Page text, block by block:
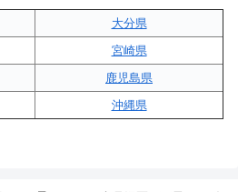
大分県
宮崎県
鹿児島県
沖縄県